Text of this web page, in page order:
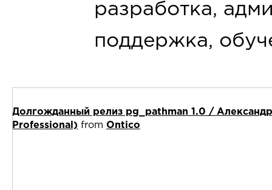
разработка,
поддержка,
Долгожданный релиз pg_pathman 1.0 /
Professional) from Ontico